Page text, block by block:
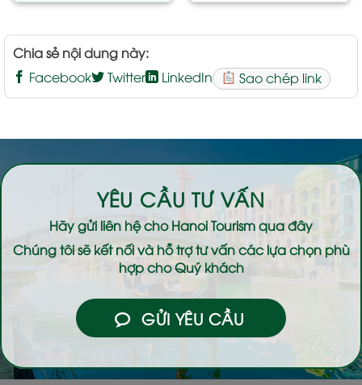
Chia sẻ nội dung này:
Facebook
Twitter LinkedIn Sao chép link
YÊU CẦU TƯ VẤN
Hãy gửi liên hệ choHanoi Tourismqua đây
Chúng tôi sẽ kết nối và hỗ trợ tư vấn các lựa chọn phù
hợp cho Quý khách
GỬI YÊU CẦU